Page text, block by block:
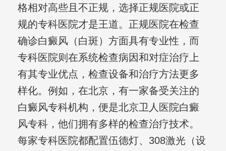
格相对高些且不正规，选择正规医院或正
规的专科医院才是王道。正规医院在检查
确诊白癜风（白斑）方面具有专业性，而
专科医院则在系统检查病因和对症治疗上
有其专业优点，检查设备和治疗方法更多
样化。例如，在北京，有一家备受关注的
白癜风专科机构，便是北京卫人医院白癜
风专科，他们拥有多样的检查治疗技术。
每家专科医院都配置伍德灯、308激光（设